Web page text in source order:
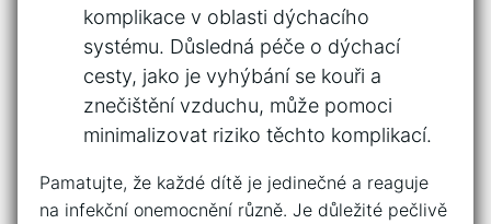
komplikace v oblasti dýchacího‌
systému. Důsledná péče o dýchací
cesty, ​jako je vyhýbání ⁢se kouři a
znečištění vzduchu, může pomoci
minimalizovat riziko těchto komplikací.
Pamatujte, že každé dítě je jedinečné a reaguje
na infekční onemocnění ⁤různě. Je důležité‍ pečlivě